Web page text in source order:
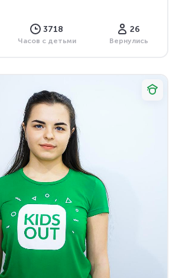
3718
Часов с детьми
26
Вернулись